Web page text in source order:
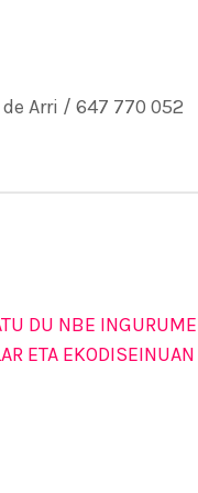
Arri / 647 770 052
DU NBE
ETA